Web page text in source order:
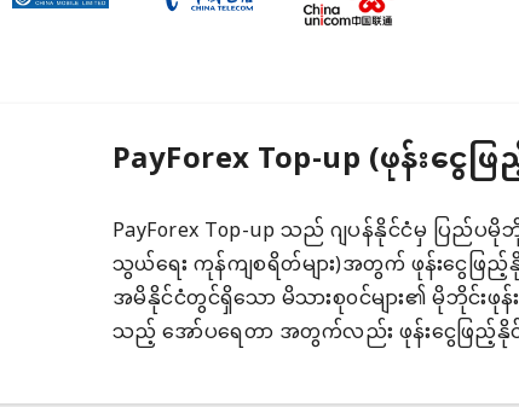
PayForex Top-up (ဖုန်းငွေ
PayForex Top-up သည် ဂျပန်နိုင်ငံမှ ပြည်ပ
သွယ်ရေး ကုန်ကျစရိတ်များ)အတွက် ဖုန်းငွေဖြည့်
အမိနိုင်ငံတွင်ရှိသော မိသားစု၀င်များ၏ မိုဘိုင်း
သည့် အော်ပရေတာ အတွက်လည်း ဖုန်းငွေဖြည့်နို